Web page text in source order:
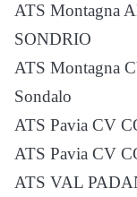
ATS Montagna
SONDRIO
ATS Montagna
Sondalo
ATS Pavia CV
ATS Pavia CV
ATS VAL